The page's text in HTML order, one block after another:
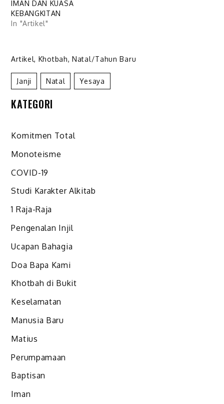
IMAN DAN KUASA
KEBANGKITAN
In "Artikel"
Artikel, Khotbah,Natal/Tahun Baru
Janji Natal Yesaya
KATEGORI
Komitmen Total
Monoteisme
COVID-19
Studi Karakter Alkitab
1 Raja-Raja
Pengenalan Injil
Ucapan Bahagia
Doa Bapa Kami
Khotbah di Bukit
Keselamatan
Manusia Baru
Matius
Perumpamaan
Baptisan
Iman